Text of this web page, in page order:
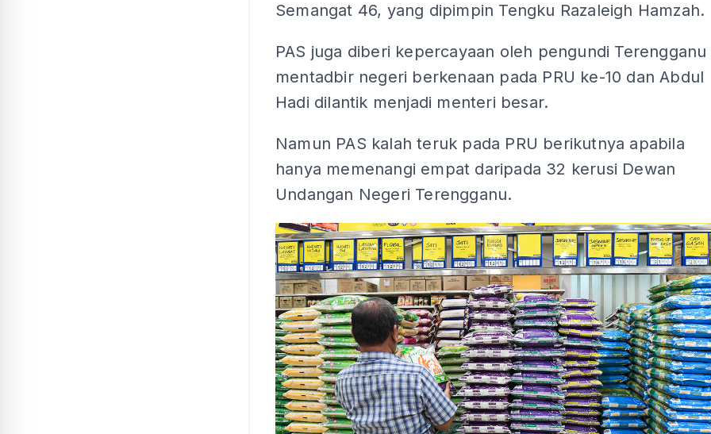
Semangat 46, yang dipimpin Tengku Razaleigh Hamzah.
PAS juga diberi kepercayaan oleh pengundi Terengganu
mentadbir negeri berkenaan pada PRU ke-10 dan Abdul
Hadi dilantik menjadi menteri besar.
Namun PAS kalah teruk pada PRU berikutnya apabila
hanya memenangi empat daripada 32 kerusi Dewan
Undangan Negeri Terengganu.